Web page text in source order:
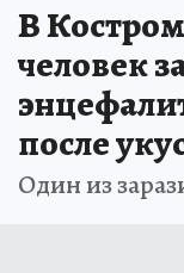
В
человек
после
Один из